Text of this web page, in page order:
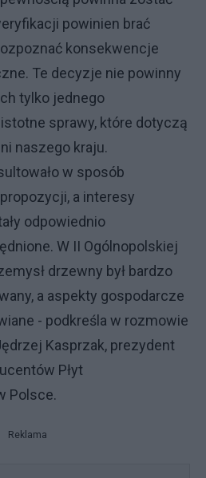
powinien brać
konsekwencje
Te decyzje nie powinny
tylko jednego
sprawy, które dotyczą
naszego kraju.
w sposób
a interesy
odpowiednio
W II Ogólnopolskiej
drzewny był bardzo
a aspekty gospodarcze
- podkreśla w rozmowie
Kasprzak, prezydent
Płyt
Polsce.
Reklama